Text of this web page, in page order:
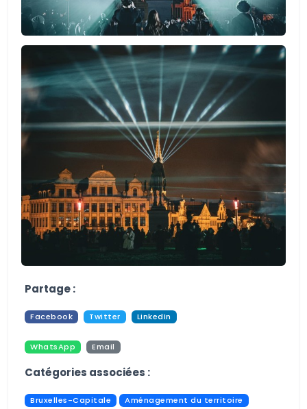
Partage :
Facebook Twitter LinkedIn
WhatsApp Email
Catégories associées :
Bruxelles-Capitale
Aménagement du territoire